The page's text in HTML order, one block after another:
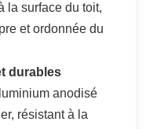
la surface du toit,
et ordonnée du
durables
anodisé
résistant à la